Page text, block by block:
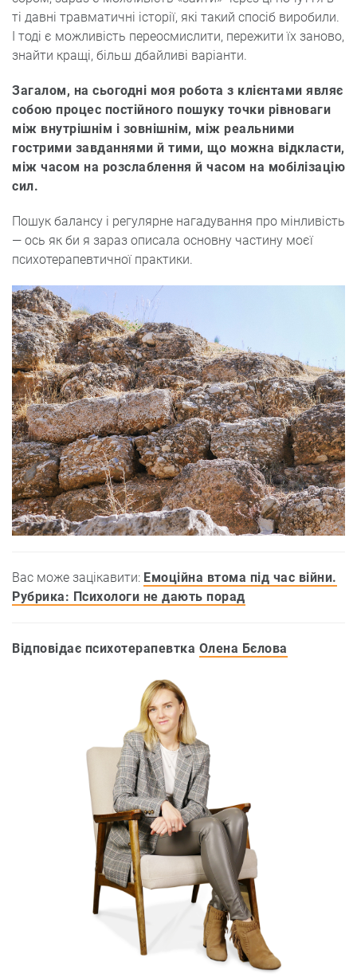
ті давні травматичні історії, які такий спосіб виробили.
І тоді є можливість переосмислити, пережити їх заново,
знайти кращі, більш дбайливі варіанти.
Загалом, на сьогодні моя робота з клієнтами являє
собою процес постійного пошуку точки рівноваги
між внутрішнім і зовнішнім, між реальними
гострими завданнями й тими, що можна відкласти,
між часом на розслаблення й часом на мобілізацію
сил.
Пошук балансу і регулярне нагадування про мінливість
— ось як би я зараз описала основну частину моєї
психотерапевтичної практики.
Вас може зацікавити: Емоційна втома під час війни.
Рубрика: Психологи не дають порад
Відповідає психотерапевтка Олена Бєлова